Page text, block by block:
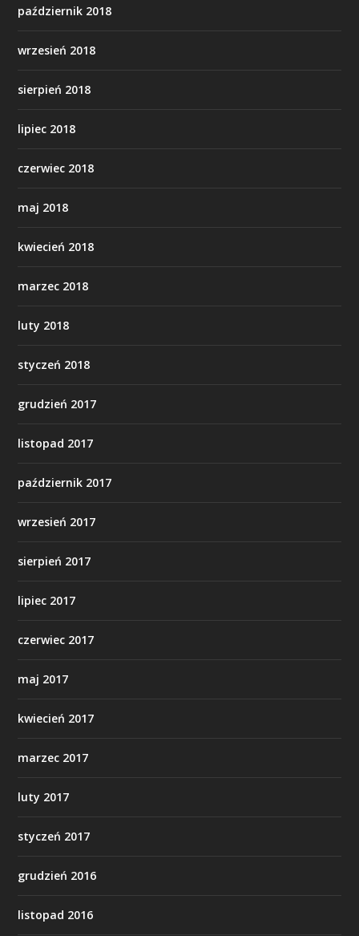
październik 2018
wrzesień 2018
sierpień 2018
lipiec 2018
czerwiec 2018
maj 2018
kwiecień 2018
marzec 2018
luty 2018
styczeń 2018
grudzień 2017
listopad 2017
październik 2017
wrzesień 2017
sierpień 2017
lipiec 2017
czerwiec 2017
maj 2017
kwiecień 2017
marzec 2017
luty 2017
styczeń 2017
grudzień 2016
listopad 2016